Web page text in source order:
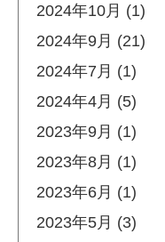
2024年10月 (1)
2024年9月 (21)
2024年7月 (1)
2024年4月 (5)
2023年9月 (1)
2023年8月 (1)
2023年6月 (1)
2023年5月 (3)